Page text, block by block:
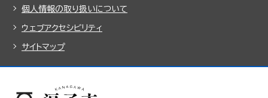
個人情報の取り扱いについて
ウェブアクセシビリティ
サイトマップ